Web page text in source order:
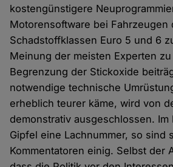
kostengünstigere
Motorensoftware bei Fahrzeugen
Schadstoffklassen Euro 5 und 6
Meinung der meisten Experten
Begrenzung der Stickoxide
notwendige technische
erheblich teurer käme, wird von
demonstrativ ausgeschlossen. Im
Gipfel eine Lachnummer, so sind
Kommentatoren einig. Selbst der